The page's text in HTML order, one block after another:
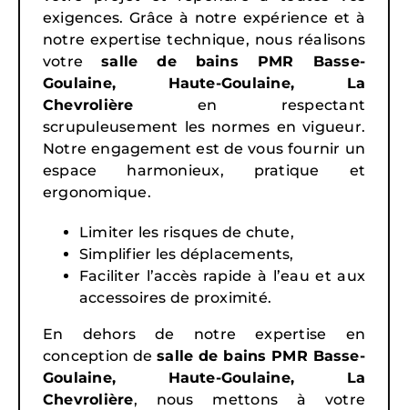
exigences. Grâce à notre expérience et à
notre expertise technique, nous réalisons
votresalle de bains PMR Basse-
Goulaine, Haute-Goulaine, La
Chevrolière en respectant
scrupuleusement les normes en vigueur.
Notre engagement est de vous fournir un
espace harmonieux, pratique et
ergonomique.
Limiter les risques de chute,
Simplifier les déplacements,
Faciliter l’accès rapide à l’eau et aux
accessoires de proximité.
En dehors de notre expertise en
conception desalle de bains PMR Basse-
Goulaine, Haute-Goulaine, La
Chevrolière, nous mettons à votre